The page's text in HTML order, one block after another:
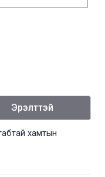
Эрэлттэй
хамтын